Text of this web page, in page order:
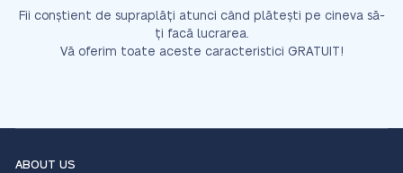
Fii conștient de supraplăți atunci când plătești pe cineva să-
ți facă lucrarea.
Vă oferim toate aceste caracteristici GRATUIT!
ABOUT US